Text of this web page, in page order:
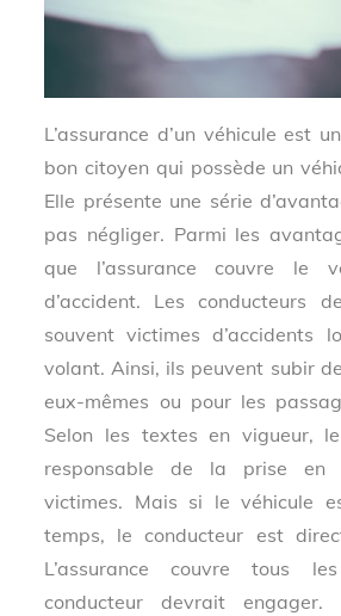
L’assurance d’un véhicule est
bon citoyen qui possède un
Elle présente une série
pas négliger. Parmi les
que l’assurance couvre le
d’accident. Les conducteurs
souvent victimes d’accidents
volant. Ainsi, ils peuvent subir
eux-mêmes ou pour les
Selon les textes en vigueur,
responsable de la prise en
victimes. Mais si le véhicule
temps, le conducteur est
L’assurance couvre tous
conducteur devrait